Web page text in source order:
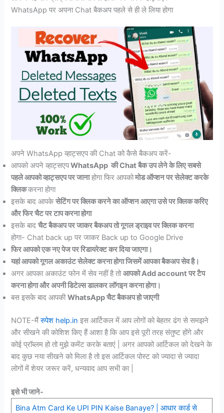
WhatsApp पर अपना Chat बैकअप पहले से ही ले लिया होगा
अपने WhatsApp व्हाट्सएप की Chat को कैसे बैकअप करें-
आपको अपने व्हाट्सएपWhatsApp की Chat बैक उप लेने के लिए सबसे
पहले आपको व्हाट्सएप पर जानाहोगा फिर आपकोमोड ऑप्शन पर सेलेक्ट करके
क्लिककरना होगा
इसके बाद आपकेसेटिंग पर क्लिक करने का ऑप्शन आएगा उसे पर क्लिक करिए
और फिर चैट पर टाप करना होगा
इसके बादचैट बैकअप पर जाकर बैकअप तो गूगल ड्राइव पर क्लिक करना
होगा- Chat back up पर जाकर Back up to Google Drive
फिर आपको एक नए पेज पर रिडायरेक्ट कर दिया जाएगा।
यहां आपको गूगल अकाउंट सेलेक्ट करना होगा जिसमें आपका बैकअप सेव है।
अगर आपका अकाउंट फोन में सेव नहीं है तोआपको Add account पर टैप
करना होगा और अपनी डिटेल्स डालकर लॉगइन करना होगा।
बस इसके बाद आपकीWhatsApp चैट बैकअप हो जाएगी
NOTE-मैंरुपेश help.in इस आर्टिकल में आप लोगों को बेहतर ढंग से समझने
और सीखने की कोशिश किए हैं आशा है कि आप इसे पूरी तरह संतुष्ट होंगे और
कोई प्रॉब्लम हो तो मुझे कमेंट करके बताएं | अगर आपको आर्टिकल को देखने के
बाद कुछ नया सीखने को मिला है तो इस आर्टिकल पोस्ट को ज्यादा से ज्यादा
लोगों में शेयर जरूर करें, धन्यवाद आप सभी का |
इसे भी जाने-
Bina Atm Card Ke UPI PIN Kaise Banaye? | आधार कार्ड से